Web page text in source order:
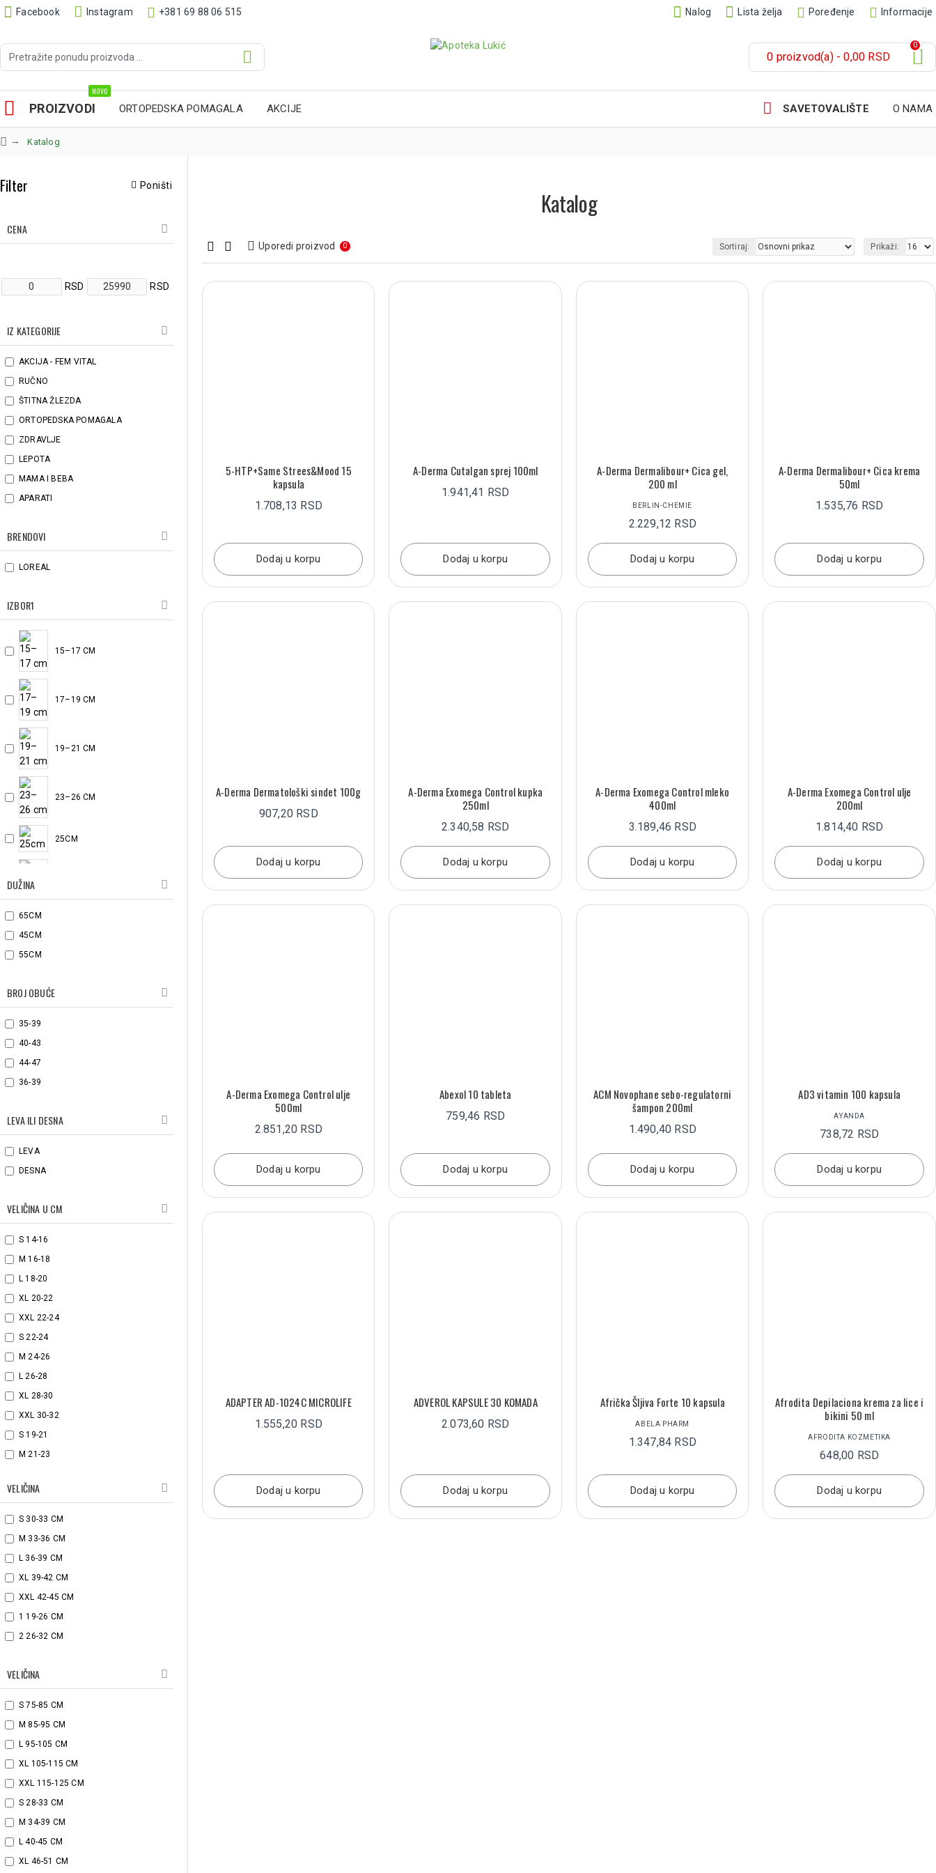
Facebook Instagram +381 69 88 06 515 Nalog Lista želja Poređenje Informacije
0 proizvod(a) - 0,00 RSD
0
PROIZVODI
NOVO
ORTOPEDSKA POMAGALA AKCIJE SAVETOVALIŠTE O NAMA
Katalog
Filter Poništi
CENA
RSD RSD
IZ KATEGORIJE
AKCIJA - FEM VITAL
RUČNO
ŠTITNA ŽLEZDA
ORTOPEDSKA POMAGALA
ZDRAVLJE
LEPOTA
MAMA I BEBA
APARATI
BRENDOVI
LOREAL
IZBOR1
15–17 CM
17–19 CM
19–21 CM
23–26 CM
25CM
XXS (17–20 CM)
DUŽINA
65CM
45CM
55CM
BROJ OBUĆE
35-39
40-43
44-47
36-39
LEVA ILI DESNA
LEVA
DESNA
VELIČINA U CM
S 14-16
M 16-18
L 18-20
XL 20-22
XXL 22-24
S 22-24
M 24-26
L 26-28
XL 28-30
XXL 30-32
S 19-21
M 21-23
XL 25-27
VELIČINA
S 30-33 CM
M 33-36 CM
L 36-39 CM
XL 39-42 CM
XXL 42-45 CM
1 19-26 CM
2 26-32 CM
VELIČINA
S 75-85 CM
M 85-95 CM
L 95-105 CM
XL 105-115 CM
XXL 115-125 CM
S 28-33 CM
M 34-39 CM
L 40-45 CM
XL 46-51 CM
Katalog
Uporedi proizvod 0 Sortiraj: Prikaži:
5-HTP+Same Strees&Mood 15
kapsula
1.708,13 RSD
Dodaj u korpu
A-Derma Cutalgan sprej 100ml
1.941,41 RSD
Dodaj u korpu
BERLIN-CHEMIE
A-Derma Dermalibour+ Cica gel,
200 ml
2.229,12 RSD
Dodaj u korpu
A-Derma Dermalibour+ Cica krema
50ml
1.535,76 RSD
Dodaj u korpu
A-Derma Dermatološki sindet 100g
907,20 RSD
Dodaj u korpu
A-Derma Exomega Control kupka
250ml
2.340,58 RSD
Dodaj u korpu
A-Derma Exomega Control mleko
400ml
3.189,46 RSD
Dodaj u korpu
A-Derma Exomega Control ulje
200ml
1.814,40 RSD
Dodaj u korpu
A-Derma Exomega Control ulje
500ml
2.851,20 RSD
Dodaj u korpu
Abexol 10 tableta
759,46 RSD
Dodaj u korpu
ACM Novophane sebo-regulatorni
šampon 200ml
1.490,40 RSD
Dodaj u korpu
AYANDA
AD3 vitamin 100 kapsula
738,72 RSD
Dodaj u korpu
ADAPTER AD-1024C MICROLIFE
1.555,20 RSD
Dodaj u korpu
ADVEROL KAPSULE 30 KOMADA
2.073,60 RSD
Dodaj u korpu
ABELA PHARM
Afrička Šljiva Forte 10 kapsula
1.347,84 RSD
Dodaj u korpu
AFRODITA KOZMETIKA
Afrodita Depilaciona krema za lice i
bikini 50 ml
648,00 RSD
Dodaj u korpu